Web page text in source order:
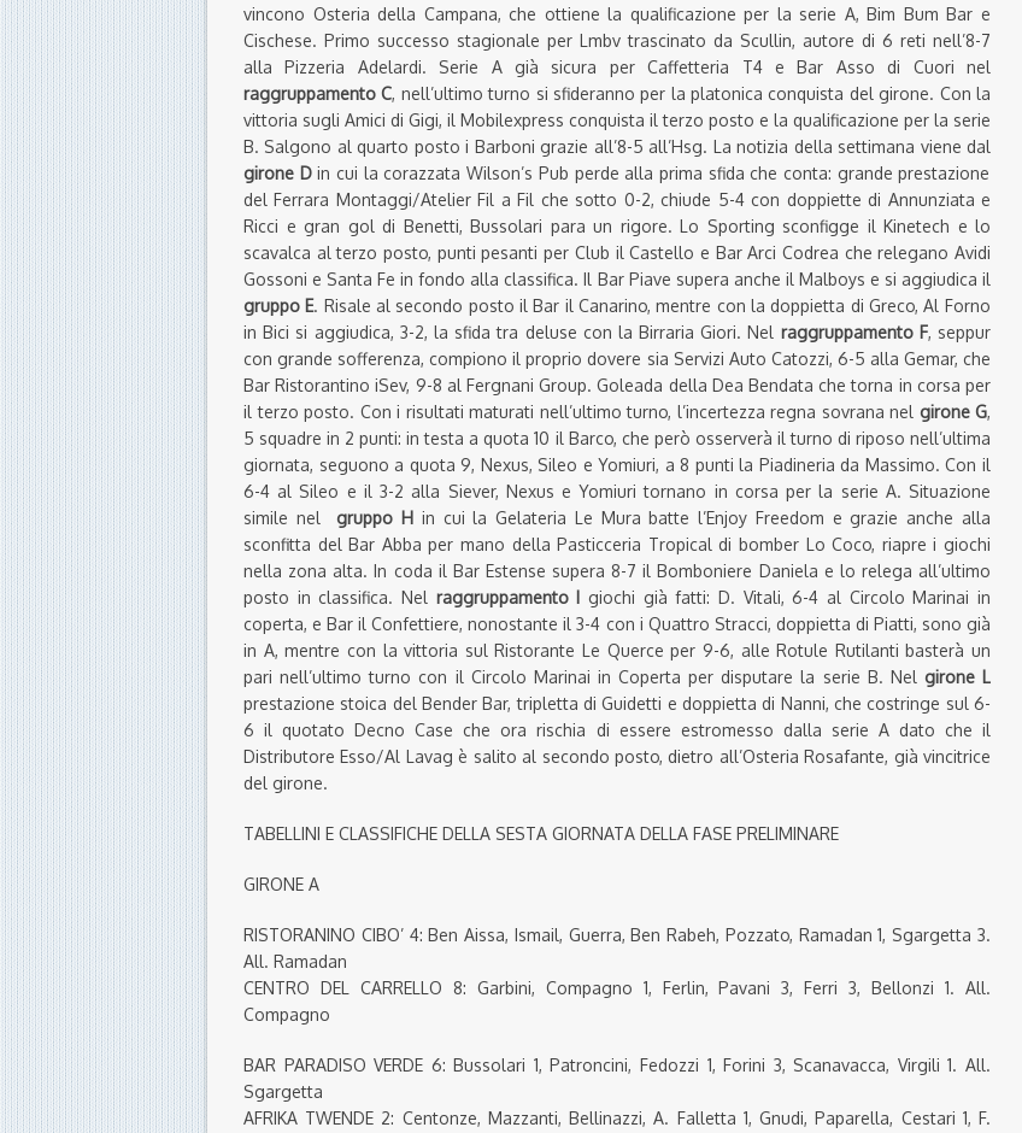
vincono Osteria della Campana, che ottiene la qualificazione per la serie A, Bim Bum Bar e
Cischese. Primo successo stagionale per Lmbv trascinato da Scullin, autore di 6 reti nell’8-7
alla Pizzeria Adelardi. Serie A già sicura per Caffetteria T4 e Bar Asso di Cuori nel
raggruppamento C, nell’ultimo turno si sfideranno per la platonica conquista del girone. Con la
vittoria sugli Amici di Gigi, il Mobilexpress conquista il terzo posto e la qualificazione per la serie
B. Salgono al quarto posto i Barboni grazie all’8-5 all’Hsg. La notizia della settimana viene dal
girone Din cui la corazzata Wilson’s Pub perde alla prima sfida che conta: grande prestazione
del Ferrara Montaggi/Atelier Fil a Fil che sotto 0-2, chiude 5-4 con doppiette di Annunziata e
Ricci e gran gol di Benetti, Bussolari para un rigore. Lo Sporting sconfigge il Kinetech e lo
scavalca al terzo posto, punti pesanti per Club il Castello e Bar Arci Codrea che relegano Avidi
Gossoni e Santa Fe in fondo alla classifica. Il Bar Piave supera anche il Malboys e si aggiudica il
gruppo E. Risale al secondo posto il Bar il Canarino, mentre con la doppietta di Greco, Al Forno
in Bici si aggiudica, 3-2, la sfida tra deluse con la Birraria Giori. Nel raggruppamento F, seppur
con grande sofferenza, compiono il proprio dovere sia Servizi Auto Catozzi, 6-5 alla Gemar, che
Bar Ristorantino iSev, 9-8 al Fergnani Group. Goleada della Dea Bendata che torna in corsa per
il terzo posto. Con i risultati maturati nell’ultimo turno, l’incertezza regna sovrana nel girone G,
5 squadre in 2 punti: in testa a quota 10 il Barco, che però osserverà il turno di riposo nell’ultima
giornata, seguono a quota 9, Nexus, Sileo e Yomiuri, a 8 punti la Piadineria da Massimo. Con il
6-4 al Sileo e il 3-2 alla Siever, Nexus e Yomiuri tornano in corsa per la serie A. Situazione
simile nelgruppo H in cui la Gelateria Le Mura batte l’Enjoy Freedom e grazie anche alla
sconfitta del Bar Abba per mano della Pasticceria Tropical di bomber Lo Coco, riapre i giochi
nella zona alta. In coda il Bar Estense supera 8-7 il Bomboniere Daniela e lo relega all’ultimo
posto in classifica. Nel raggruppamento I giochi già fatti: D. Vitali, 6-4 al Circolo Marinai in
coperta, e Bar il Confettiere, nonostante il 3-4 con i Quattro Stracci, doppietta di Piatti, sono già
in A, mentre con la vittoria sul Ristorante Le Querce per 9-6, alle Rotule Rutilanti basterà un
pari nell’ultimo turno con il Circolo Marinai in Coperta per disputare la serie B. Nel girone L
prestazione stoica del Bender Bar, tripletta di Guidetti e doppietta di Nanni, che costringe sul 6-
6 il quotato Decno Case che ora rischia di essere estromesso dalla serie A dato che il
Distributore Esso/Al Lavag è salito al secondo posto, dietro all’Osteria Rosafante, già vincitrice
del girone.
TABELLINI E CLASSIFICHE DELLA SESTA GIORNATA DELLA FASE PRELIMINARE
GIRONE A
RISTORANINO CIBO’ 4: Ben Aissa, Ismail, Guerra, Ben Rabeh, Pozzato, Ramadan 1, Sgargetta 3.
All. Ramadan
CENTRO DEL CARRELLO 8: Garbini, Compagno 1, Ferlin, Pavani 3, Ferri 3, Bellonzi 1. All.
Compagno
BAR PARADISO VERDE 6: Bussolari 1, Patroncini, Fedozzi 1, Forini 3, Scanavacca, Virgili 1. All.
Sgargetta
AFRIKA TWENDE 2: Centonze, Mazzanti, Bellinazzi, A. Falletta 1, Gnudi, Paparella, Cestari 1, F.